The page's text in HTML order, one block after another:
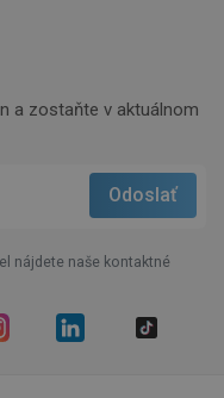
a zostaňte v aktuálnom
nájdete naše kontaktné